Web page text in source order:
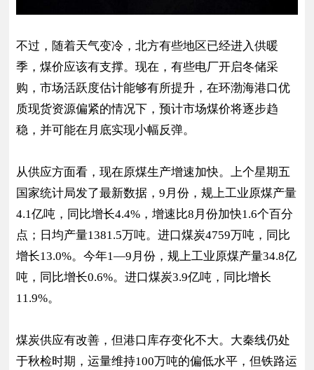
不过，随着天气变冷，北方有些地区已经进入供暖
季，煤价应该有支撑。现在，有些电厂开启冬储采
购，市场活跃度估计能够有所提升，在环渤海港口优
质现货资源偏紧的情况下，预计市场煤价将逐步趋
稳，并可能在月底实现小幅反弹。
从供应方面看，现在原煤生产增速加快。上个星期五
国家统计局发了最新数据，9月份，规上工业原煤产量
4.1亿吨，同比增长4.4%，增速比8月份加快1.6个百分
点；日均产量1381.5万吨。进口煤炭4759万吨，同比
增长13.0%。今年1—9月份，规上工业原煤产量34.8亿
吨，同比增长0.6%。进口煤炭3.9亿吨，同比增长
11.9%。
煤炭供应有改善，但港口库存变化不大。大秦线仍处
于秋检时期，运量维持100万吨的偏低水平，但铁路运